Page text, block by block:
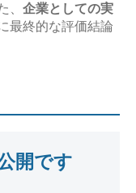
、 企業としての実
最終的な評価結論
開です